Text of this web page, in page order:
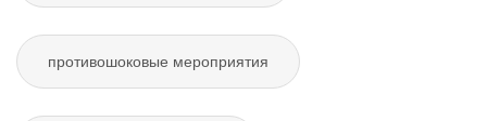
противошоковые мероприятия